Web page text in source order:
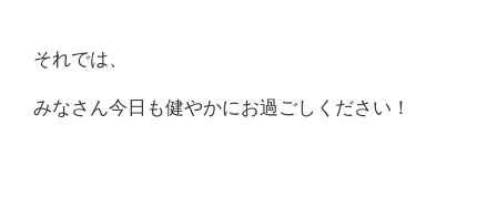
それでは、
みなさん今日も健やかにお過ごしください！